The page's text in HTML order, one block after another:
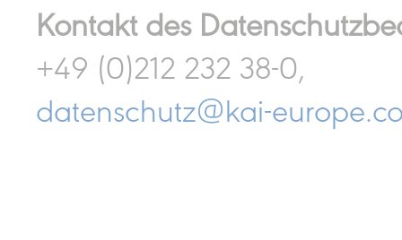
Kontakt des
+49 (0)212 232 38-0,
datenschutz@kai-